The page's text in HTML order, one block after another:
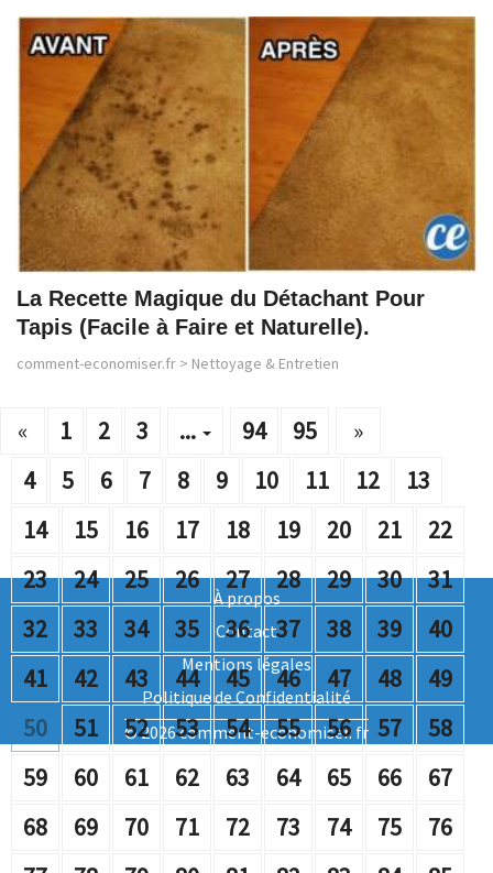
La Recette Magique du Détachant Pour
Tapis (Facile à Faire et Naturelle).
comment-economiser.fr > Nettoyage & Entretien
« 1 2 3
...
4
5 6 7 8 9 10 11 12
13
14
15 16 17 18 19 20 21
22
23
24 25 26 27 28 29 30
31
32
33 34 35 36 37 38 39
40
41
42 43 44 45 46 47 48
49
50
51 52 53 54 55 56 57
58
59
60 61 62 63 64 65 66
67
68
69 70 71 72 73 74 75
76
94 95 »
À propos
Contact
Mentions légales
Politique de Confidentialité
© 2026 comment-economiser. fr